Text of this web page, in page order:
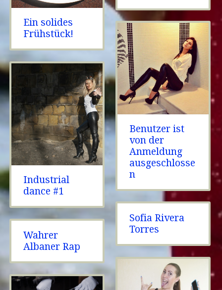
Ein solides
Frühstück!
Benutzer ist
von der
Anmeldung
ausgeschlosse
n
Industrial
dance #1
Sofia Rivera
Torres
Wahrer
Albaner Rap